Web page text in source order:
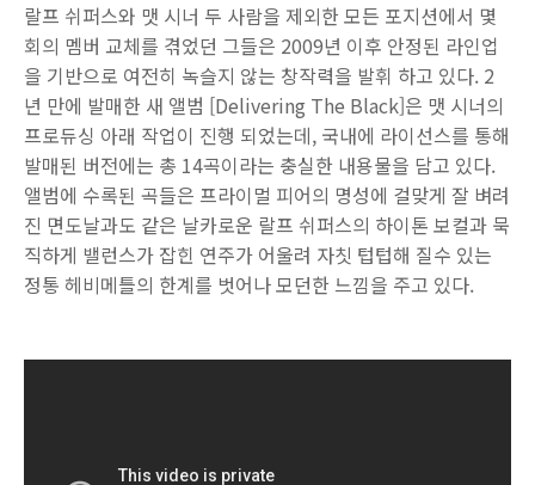
랄프 쉬퍼스와 맷 시너 두 사람을 제외한 모든 포지션에서 몇
회의 멤버 교체를 겪었던 그들은 2009년 이후 안정된 라인업
을 기반으로 여전히 녹슬지 않는 창작력을 발휘 하고 있다. 2
년 만에 발매한 새 앨범 [Delivering The Black]은 맷 시너의
프로듀싱 아래 작업이 진행 되었는데, 국내에 라이선스를 통해
발매된 버전에는 총 14곡이라는 충실한 내용물을 담고 있다.
앨범에 수록된 곡들은 프라이멀 피어의 명성에 걸맞게 잘 벼려
진 면도날과도 같은 날카로운 랄프 쉬퍼스의 하이톤 보컬과 묵
직하게 밸런스가 잡힌 연주가 어울려 자칫 텁텁해 질수 있는
정통 헤비메틀의 한계를 벗어나 모던한 느낌을 주고 있다.